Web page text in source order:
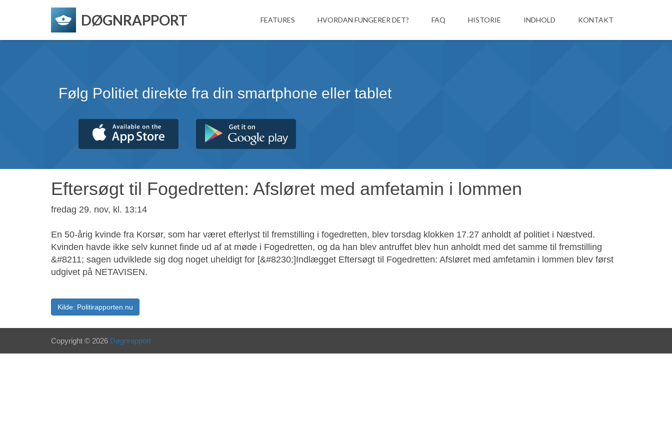
DØGNRAPPORT HOME
FEATURES HVORDAN FUNGERER DET? FAQ HISTORIE INDHOLD KONTAKT
Følg Politiet direkte fra din smartphone eller tablet
Eftersøgt til Fogedretten: Afsløret med amfetamin i lommen
fredag 29. nov, kl. 13:14
En 50-årig kvinde fra Korsør, som har været efterlyst til fremstilling i fogedretten, blev torsdag klokken 17.27 anholdt af politiet i Næstved.
Kvinden havde ikke selv kunnet finde ud af at møde i Fogedretten, og da han blev antruffet blev hun anholdt med det samme til fremstilling
&#8211; sagen udviklede sig dog noget uheldigt for [&#8230;]Indlægget Eftersøgt til Fogedretten: Afsløret med amfetamin i lommen blev først
udgivet på NETAVISEN.
Kilde: Politirapporten.nu
Copyright © 2026 Døgnrapport